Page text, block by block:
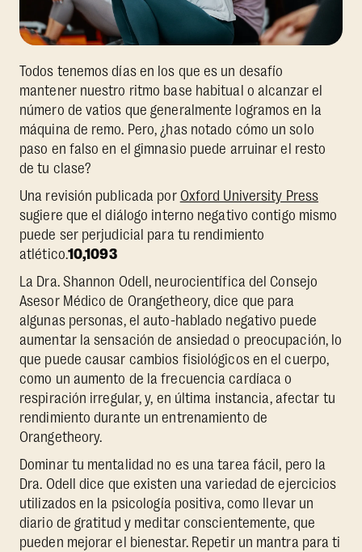
Todos tenemos días en los que es un desafío
mantener nuestro ritmo base habitual o alcanzar el
número de vatios que generalmente logramos en la
máquina de remo. Pero, ¿has notado cómo un solo
paso en falso en el gimnasio puede arruinar el resto
de tu clase?
Una revisión publicada por Oxford University Press
sugiere que el diálogo interno negativo contigo mismo
puede ser perjudicial para tu rendimiento
atlético.10,1093
La Dra. Shannon Odell, neurocientífica del Consejo
Asesor Médico de Orangetheory, dice que para
algunas personas, el auto-hablado negativo puede
aumentar la sensación de ansiedad o preocupación, lo
que puede causar cambios fisiológicos en el cuerpo,
como un aumento de la frecuencia cardíaca o
respiración irregular, y, en última instancia, afectar tu
rendimiento durante un entrenamiento de
Orangetheory.
Dominar tu mentalidad no es una tarea fácil, pero la
Dra. Odell dice que existen una variedad de ejercicios
utilizados en la psicología positiva, como llevar un
diario de gratitud y meditar conscientemente, que
pueden mejorar el bienestar. Repetir un mantra para ti